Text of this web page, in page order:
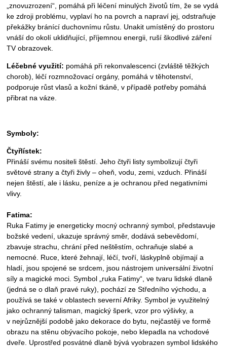
„znovuzrození“, pomáhá při léčení minulých životů tím, že se vydá
ke zdroji problému, vyplaví ho na povrch a napraví jej, odstraňuje
překážky bránící duchovnímu růstu. Unakit umístěný do prostoru
vnáší do okolí uklidňující, příjemnou energii, ruší škodlivé záření
TV obrazovek.
Léčebné využití: pomáhá při rekonvalescenci (zvláště těžkých
chorob), léčí rozmnožovací orgány, pomáhá v těhotenství,
podporuje růst vlasů a kožní tkáně, v případě potřeby pomáhá
přibrat na váze.
Symboly:
Čtyřlístek:
Přináší svému nositeli štěstí. Jeho čtyři listy symbolizují čtyři
světové strany a čtyři živly – oheň, vodu, zemi, vzduch. Přináší
nejen štěstí, ale i lásku, peníze a je ochranou před negativními
vlivy.
Fatima:
Ruka Fatimy je energeticky mocný ochranný symbol, představuje
božské vedení, ukazuje správný směr, dodává sebevědomí,
zbavuje strachu, chrání před neštěstím, ochraňuje slabé a
nemocné. Ruce, které žehnají, léčí, tvoří, láskyplně objímají a
hladí, jsou spojené se srdcem, jsou nástrojem universální životní
síly a magické moci. Symbol „ruka Fatimy“, ve tvaru lidské dlaně
(jedná se o dlaň pravé ruky), pochází ze Středního východu, a
používá se také v oblastech severní Afriky. Symbol je využitelný
jako ochranný talisman, magický šperk, vzor pro výšivky, a
v nejrůznější podobě jako dekorace do bytu, nejčastěji ve formě
obrazu na stěnu obývacího pokoje, nebo klepadla na vchodové
dveře. Uprostřed posvátné dlaně bývá vyobrazen symbol lidského